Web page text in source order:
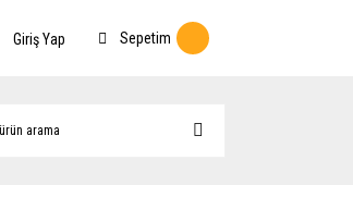
Giriş Yap Sepetim